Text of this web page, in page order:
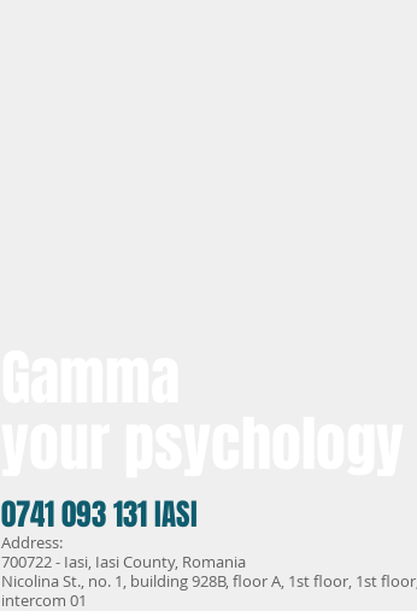
0741 093 131 IASI
Address:
700722 - Iasi, Iasi County, Romania
Nicolina St., no. 1, building 928B, floor A, 1st floor, 1st floor,
intercom 01